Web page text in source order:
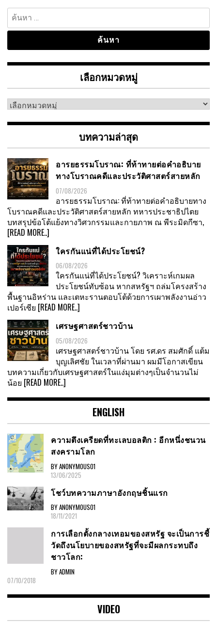
ค้นหา
สำหรับ:
เลือกหมวดหมู่
เลือก
หมู่
บทความล่าสุด
อารยธรรมโบราณ: ที่ท้าทายต่อคำอธิบาย
ทางโบราณคดีและประวัติศาสตร์สายหลัก
07/08/2026
อารยธรรมโบราณ: ที่ท้าทายต่อคำอธิบายทาง
โบราณคดีและประวัติศาสตร์สายหลัก ทหารประชาธิปไตย
บทสรุปข้อโต้แย้งทางวิศวกรรมและกายภาพ ณ พีระมิดกีซา,
[READ MORE..]
ใครกันแน่ที่ได้ประโยชน์?
06/08/2026
ใครกันแน่ที่ได้ประโยชน์? วิเคราะห์เกมผล
ประโยชน์ทับซ้อน หากสหรัฐฯ ถล่มโครงสร้าง
พื้นฐานอิหร่าน และเตหะรานตอบโต้ด้วยการเผาพลังงานอ่าว
เปอร์เซีย [READ MORE..]
เศรษฐศาสตร์ชาวบ้าน
05/08/2026
เศรษฐศาสตร์ชาวบ้าน โดย รศ.ดร สมศักดิ์ แต้ม
บุญเลิศชัย ในเวลาที่ผ่านมา ผมมีโอกาสเขียน
บทความเกี่ยวกับเศรษฐศาสตร์ในแง่มุมต่างๆเป็นจำนวนไม่
น้อย [READ MORE..]
ENGLISH
ความตึงเครียดที่ทะเลบอลติก : อีกหนึ่งชนวน
สงครามโลก
BY ANONYMOUS01
13/06/2025
โชว์บทความภาษาอังกฤษชิ้นแรก
BY ANONYMOUS01
18/11/2021
การเลือกตั้งกลางเทอมของสหรัฐ จะเป็นการชี้
วัดถึงนโยบายของสหรัฐที่จะมีผลกระทบถึง
ชาวโลก:
BY ADMIN
07/10/2018
VIDEO